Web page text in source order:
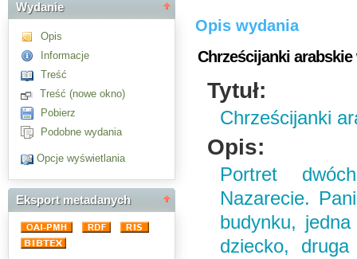
Wydanie
Opis
Informacje
Treść
Treść (nowe okno)
Pobierz
Podobne wydania
Opcje wyświetlania
Eksport metadanych
Opis wydania
Chrześcijanki arabskie
Tytuł:
Chrześcijanki
Opis:
Portret
Nazarecie.
budynku,
dziecko,